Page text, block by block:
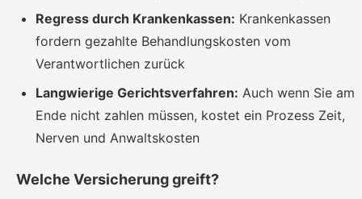
Regress durch Krankenkassen: Krankenkassen
fordern gezahlte Behandlungskosten vom
Verantwortlichen zurück
Langwierige Gerichtsverfahren: Auch wenn Sie am
Ende nicht zahlen müssen, kostet ein Prozess Zeit,
Nerven und Anwaltskosten
Welche Versicherung greift?